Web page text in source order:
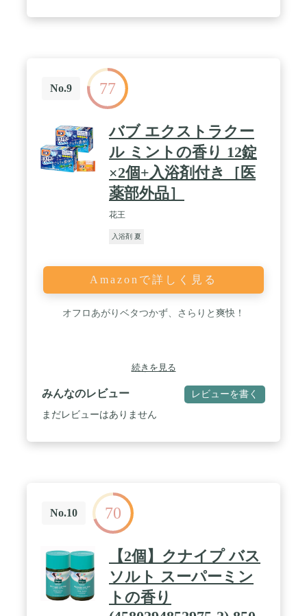
No.9 77
バブ エクストラクー
ル ミントの香り 12錠
×2個+入浴剤付き［医
薬部外品］
花王
入浴剤 夏
Amazonで詳しく見る
オフロあがりベタつかず、さらりと爽快！
続きを見る
みんなのレビュー レビューを書く
まだレビューはありません
No.10 70
【2個】クナイプ バス
ソルト スーパーミン
トの香り